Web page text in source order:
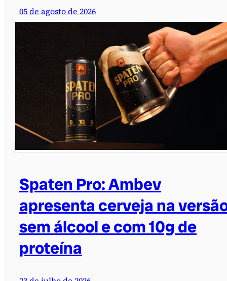
05 de agosto de 2026
Spaten Pro: Ambev
apresenta cerveja na
sem álcool e com 10g de
proteína